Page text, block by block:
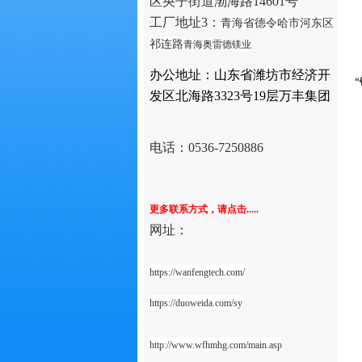
工厂地址3： 青海省德令哈市河东区
祁连路青海奥雷德镁业
办公地址：山东省潍坊市经济开
发区北海路3323号19层万丰集团
电话： 0536-7250886
更多联系方式，请点击.....
网址：
https://wanfengtech.com/
https://duoweida.com/sy
http://www.wfhmhg.com/main.asp
“